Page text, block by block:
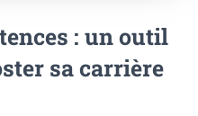
: un outil
sa carrière